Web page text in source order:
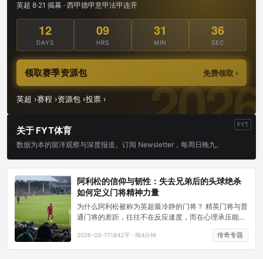
阿利松的信仰与韧性：失去兄弟后的头球绝杀
如何定义门将精神力量
为什么阿利松被称为英超最冷静的门将？ 精英门将与普
通门将的差距，往往不在反应速度，而在心理承压能
力。阿利松自2018年加盟利物浦以来，在高压比赛中的
失误率极低——据Opta统计，他在英超关键比赛（对阵
前六球队）中的扑救成功率高达78.3%，比常规比赛还
2026-03-171842字 · 阅4分钟 传奇专题
英超 8·21 揭幕 · 西甲德甲意甲法甲连开
12
DAYS
09
HRS
31
MIN
36
SEC
领取赛季资源包 免费领取 ›
英超 ›赛程 ›资源包 ›投票 ›
FYT
关于 FYT体育
数据为本的留洋观察与深度报道。订阅 Newsletter，每周日晚九。